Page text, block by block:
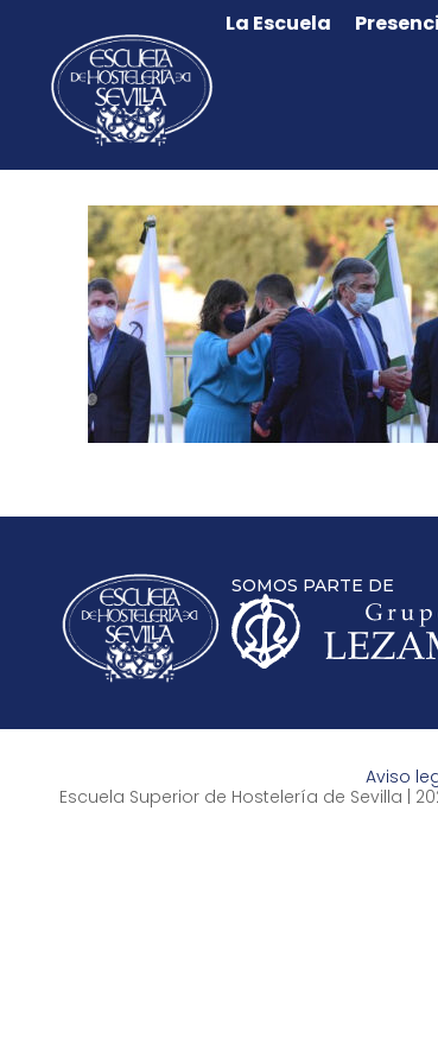
La Escuela
SOMOS PARTE DE
Aviso
Escuela Superior de Hostelería de Sevilla |